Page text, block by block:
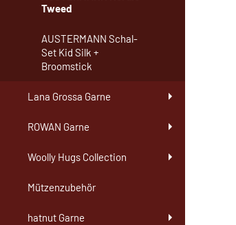
Tweed
AUSTERMANN Schal-
Set Kid Silk +
Broomstick
Lana Grossa Garne
ROWAN Garne
Woolly Hugs Collection
Mützenzubehör
hatnut Garne